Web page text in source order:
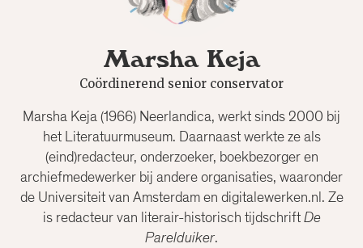
Anne Louïse van den Dool
Bertram Mourits
Christiaan Weijts
Dean Bowen
Marsha Keja
Coördinerend senior conservator
Marsha Keja (1966) Neerlandica, werkt sinds 2000 bij
het Literatuurmuseum. Daarnaast werkte ze als
(eind)redacteur, onderzoeker, boekbezorger en
archiefmedewerker bij andere organisaties, waaronder
de Universiteit van Amsterdam en digitalewerken.nl. Ze
is redacteur van literair-historisch tijdschriftDe
Parelduiker.